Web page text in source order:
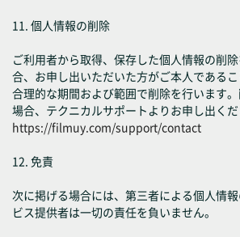
11. 個人情報の削除
ご利用者から取得、保存した個人情報の削
合、お申し出いただいた方がご本人であるこ
合理的な期間および範囲で削除を行います
場合、テクニカルサポートよりお申し出くだ
https://filmuy.com/support/contact
12. 免責
次に掲げる場合には、第三者による個人情
ビス提供者は一切の責任を負いません。